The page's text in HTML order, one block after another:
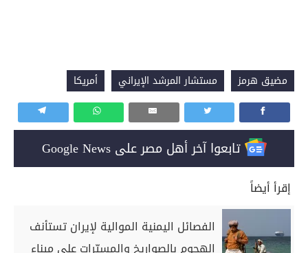
مضيق هرمز مستشار المرشد الإيراني أمريكا
تابعوا آخر أهل مصر على Google News
إقرأ أيضاً
الفصائل اليمنية الموالية لإيران تستأنف
الهجوم بالصواريخ والمسيّرات على ميناء